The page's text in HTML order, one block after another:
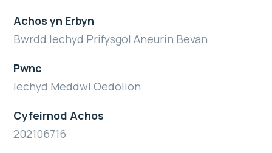
Achos yn Erbyn
Bwrdd Iechyd Prifysgol Aneurin Bevan
Pwnc
Iechyd Meddwl Oedolion
Cyfeirnod Achos
202106716